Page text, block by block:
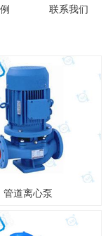
联系我们
管道离心泵